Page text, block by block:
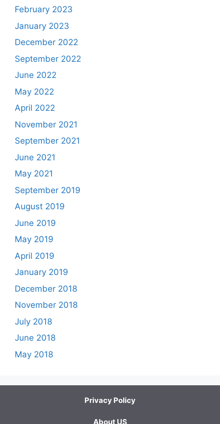
February 2023
January 2023
December 2022
September 2022
June 2022
May 2022
April 2022
November 2021
September 2021
June 2021
May 2021
September 2019
August 2019
June 2019
May 2019
April 2019
January 2019
December 2018
November 2018
July 2018
June 2018
May 2018
Privacy Policy
About US